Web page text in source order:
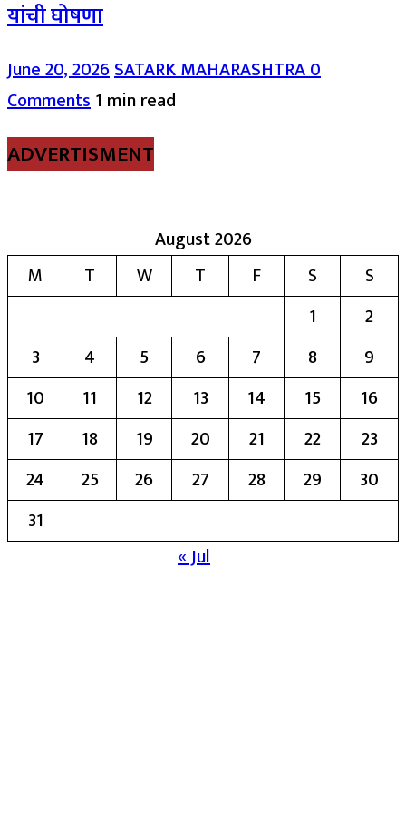
यांची घोषणा
June 20, 2026SATARK MAHARASHTRA0
Comments1 min read
ADVERTISMENT
August 2026
M
T W T F S
S
1
2
3
4 5 6 7 8
9
10
11 12 13 14 15
16
17
18 19 20 21 22
23
24
25 26 27 28 29
30
31
« Jul